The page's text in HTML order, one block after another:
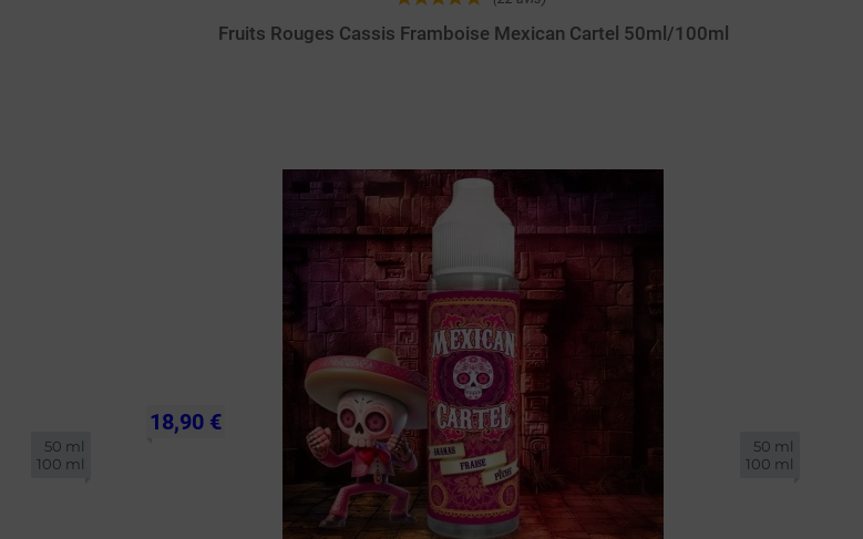
Fruits Rouges Cassis Framboise Mexican Cartel 50ml/100ml
50 ml
100 ml
50 ml
100 ml
18,90 €